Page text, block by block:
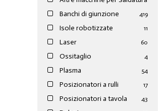
19
Banchi di giunzione 4
Isole robotizzate 11
Laser 60
Ossitaglio 4
Plasma 54
Posizionatori a rulli 17
Posizionatori a tavola 43